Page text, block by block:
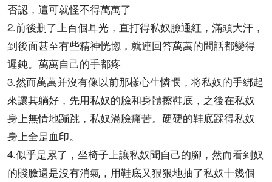
否認，這可就怪不得萬萬了
2.前後删了上百個耳光，直打得私奴臉通紅，滿頭大汗，
到後面甚至有些精神恍惚，就連回答萬萬的問話都變得
遲鈍。萬萬自己的手都疼
3.然而萬萬并沒有像以前那樣心生憐憫，将私奴的手綁起
來讓其躺好，先用私奴的臉和身體擦鞋底，之後在私奴
身上無情地蹦跳，私奴滿臉痛苦。硬硬的鞋底踩得私奴
身上全是血印。
4.似乎是累了，坐椅子上讓私奴聞自己的腳，然而看到奴
的賤臉還是沒有消氣，用鞋底又狠狠地抽了私奴十幾個